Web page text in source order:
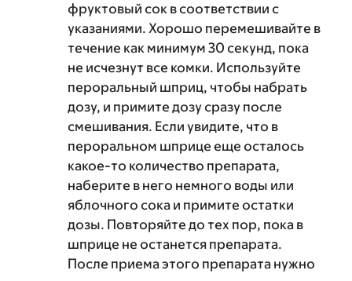
фруктовый сок в соответствии с
указаниями. Хорошо перемешивайте в
течение как минимум 30 секунд, пока
не исчезнут все комки. Используйте
пероральный шприц, чтобы набрать
дозу, и примите дозу сразу после
смешивания. Если увидите, что в
пероральном шприце еще осталось
какое-то количество препарата,
наберите в него немного воды или
яблочного сока и примите остатки
дозы. Повторяйте до тех пор, пока в
шприце не останется препарата.
После приема этого препарата нужно